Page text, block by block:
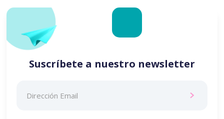
Suscríbete a nuestro newsletter